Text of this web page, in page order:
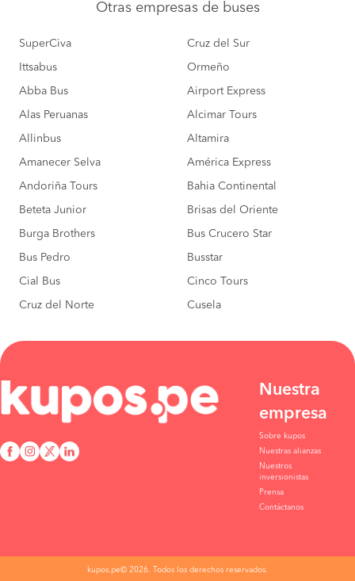
Otras empresas de buses
SuperCiva Cruz del Sur
Ittsabus Ormeño
Abba Bus Airport Express
Alas Peruanas Alcimar Tours
Allinbus Altamira
Amanecer Selva América Express
Andoriña Tours Bahia Continental
Beteta Junior Brisas del Oriente
Burga Brothers Bus Crucero Star
Bus Pedro Busstar
Cial Bus Cinco Tours
Cruz del Norte Cusela
Nuestra
empresa
Sobre kupos
Nuestras alianzas
Nuestros
inversionistas
Prensa
Contáctanos
kupos.pe© 2026. Todos los derechos reservados.